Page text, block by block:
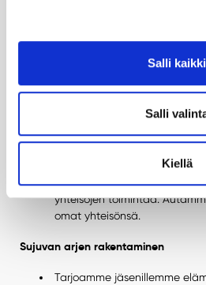
Salli kaikki
Salli
Kiellä
päämäärätietoista
ovat mm. kaupunki, yliopisto,
Yhteisöjen rakentaminen
Olemme yhteisöjen yhteisö,
koordinoi piirissään toimivien
yhteisöjen toimintaa.
omat yhteisönsä.
Sujuvan arjen rakentaminen
Tarjoamme jäsenillemme